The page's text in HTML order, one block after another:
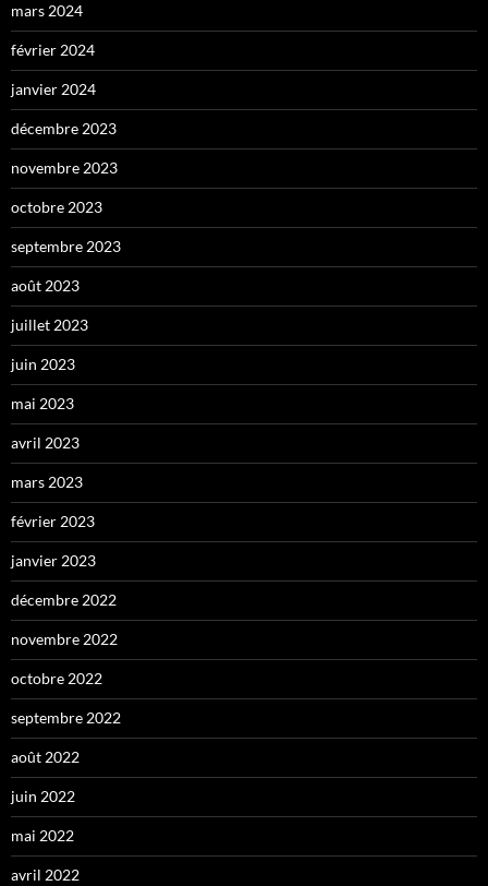
mars 2024
février 2024
janvier 2024
décembre 2023
novembre 2023
octobre 2023
septembre 2023
août 2023
juillet 2023
juin 2023
mai 2023
avril 2023
mars 2023
février 2023
janvier 2023
décembre 2022
novembre 2022
octobre 2022
septembre 2022
août 2022
juin 2022
mai 2022
avril 2022